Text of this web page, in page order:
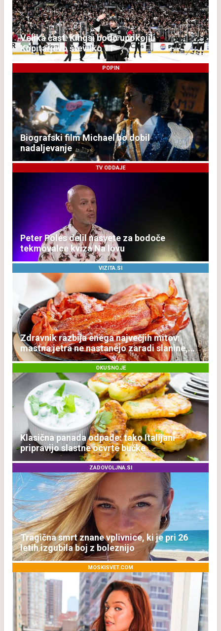
Velika čast: Kingsi bodo upokojili
Kopitarjevo številko 11
POPIN
Biografski film Michael bo dobil
nadaljevanje
TV ODDAJE
Peter Poles delil nasvete za bodoče
tekmovalce kviza Na lovu
VIZITA.SI
Zdravnik razbija enega največjih mitov:
mastna jetra ne nastanejo zaradi slanine,
temveč zaradi živila, ki ga imamo vsi radi
OKUSNO.JE
Klasična panada odpade: tako Italijani
pripravijo slastne ocvrte bučke
ZADOVOLJNA.SI
Tragična smrt znane vplivnice, ki je pri 26
letih izgubila boj z boleznijo
MOSKISVET.COM